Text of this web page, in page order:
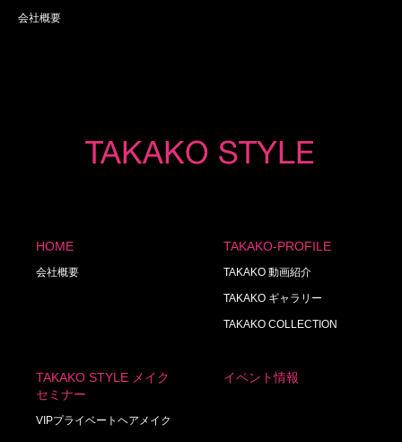
会社概要
HOME
会社概要
TAKAKO-PROFILE
TAKAKO 動画紹介
TAKAKO ギャラリー
TAKAKO COLLECTION
TAKAKO STYLE メイク
セミナー
VIPプライベートヘアメイク
イベント情報